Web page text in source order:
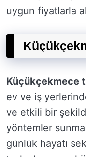
uygun fiyatlarla
Küçükçekmece
ev ve iş
ve etkili bir
yöntemler
günlük hayatı